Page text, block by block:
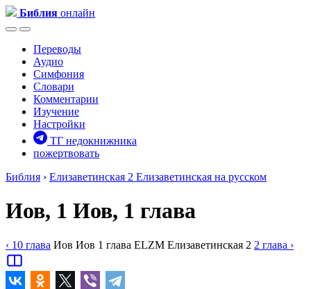
Библия онлайн
Переводы
Аудио
Симфония
Словари
Комментарии
Изучение
Настройки
ТГ недокнижника
пожертвовать
Библия › Елизаветинская 2 Елизаветинская на русском
Иов, 1 Иов, 1 глава
‹ 10 глава Иов Иов 1 глава ELZM Елизаветинская 2 2 глава ›